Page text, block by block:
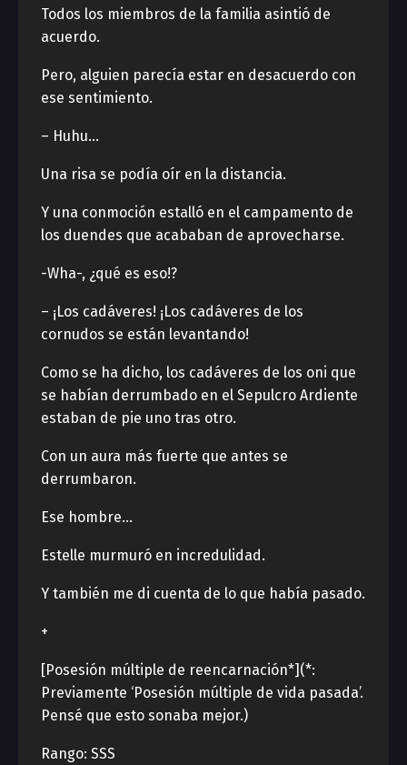
Todos los miembros de la familia asintió de
acuerdo.
Pero, alguien parecía estar en desacuerdo con
ese sentimiento.
– Huhu…
Una risa se podía oír en la distancia.
Y una conmoción estalló en el campamento de
los duendes que acababan de aprovecharse.
-Wha-, ¿qué es eso!?
– ¡Los cadáveres! ¡Los cadáveres de los
cornudos se están levantando!
Como se ha dicho, los cadáveres de los oni que
se habían derrumbado en el Sepulcro Ardiente
estaban de pie uno tras otro.
Con un aura más fuerte que antes se
derrumbaron.
Ese hombre…
Estelle murmuró en incredulidad.
Y también me di cuenta de lo que había pasado.
+
[Posesión múltiple de reencarnación*](*:
Previamente ‘Posesión múltiple de vida pasada’.
Pensé que esto sonaba mejor.)
Rango: SSS